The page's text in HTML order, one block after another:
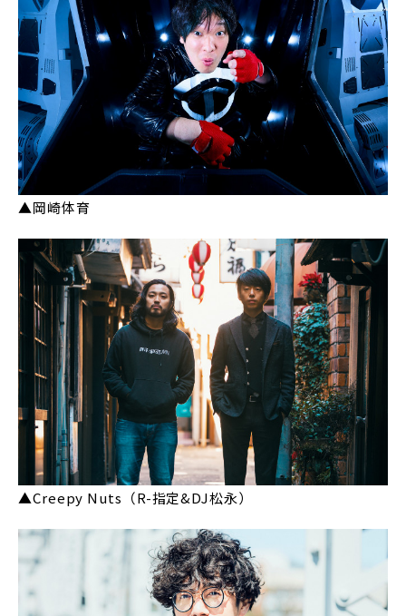
▲岡崎体育
▲Creepy Nuts（R-指定&DJ松永）